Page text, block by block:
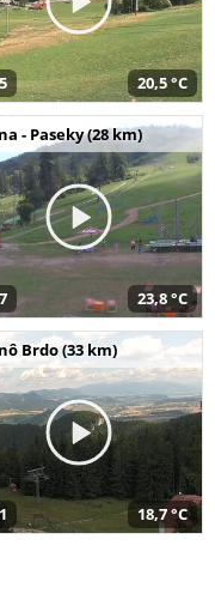
20,5 °C
- Paseky (28 km)
23,8 °C
Brdo (33 km)
18,7 °C